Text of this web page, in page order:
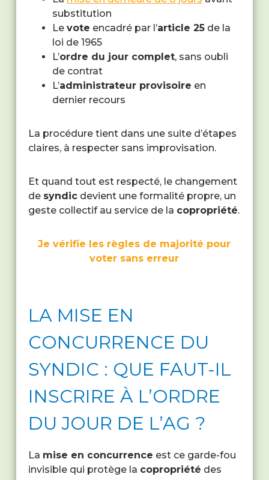
substitution
Le vote encadré par l’article 25de la
loi de 1965
L’ordre du jour complet, sans oubli
de contrat
L’administrateur provisoire en
dernier recours
La procédure tient dans une suite d’étapes
claires, à respecter sans improvisation.
Et quand tout est respecté, le changement
de syndicdevient une formalité propre, un
geste collectif au service de la copropriété.
Je vérifie les règles de majorité pour
voter sans erreur
LA MISE EN
CONCURRENCE DU
SYNDIC : QUE FAUT-IL
INSCRIRE À L’ORDRE
DU JOUR DE L’AG ?
La mise en concurrence est ce garde-fou
invisible qui protège la copropriété des